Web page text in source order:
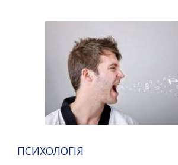
ПСИХОЛОГІЯ